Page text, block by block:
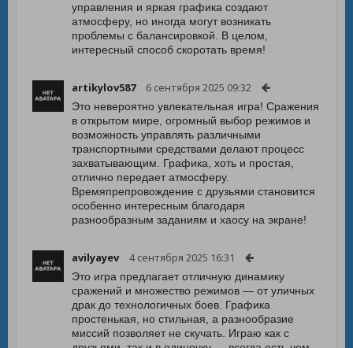
управления и яркая графика создают
атмосферу, но иногда могут возникать
проблемы с балансировкой. В целом,
интересный способ скоротать время!
artikylov587 6 сентября 2025 09:32
Это невероятно увлекательная игра! Сражения
в открытом мире, огромный выбор режимов и
возможность управлять различными
транспортными средствами делают процесс
захватывающим. Графика, хоть и простая,
отлично передает атмосферу.
Времяпрепровождение с друзьями становится
особенно интересным благодаря
разнообразным заданиям и хаосу на экране!
avilyayev 4 сентября 2025 16:31
Это игра предлагает отличную динамику
сражений и множество режимов — от уличных
драк до технологичных боев. Графика
простенькая, но стильная, а разнообразие
миссий позволяет не скучать. Играю как с